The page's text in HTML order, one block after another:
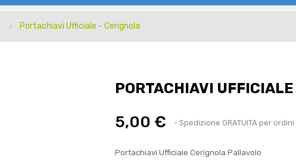
Portachiavi Ufficiale - Cerignola
PORTACHIAVI
5,00 € - Spedizione GRATUITA per
Portachiavi Ufficiale Cerignola Pallavolo